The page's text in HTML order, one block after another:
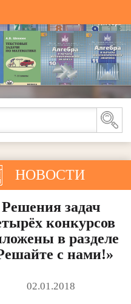
НОВОСТИ
Решения задач
конкурсов
в разделе
с нами!»
02.01.2018